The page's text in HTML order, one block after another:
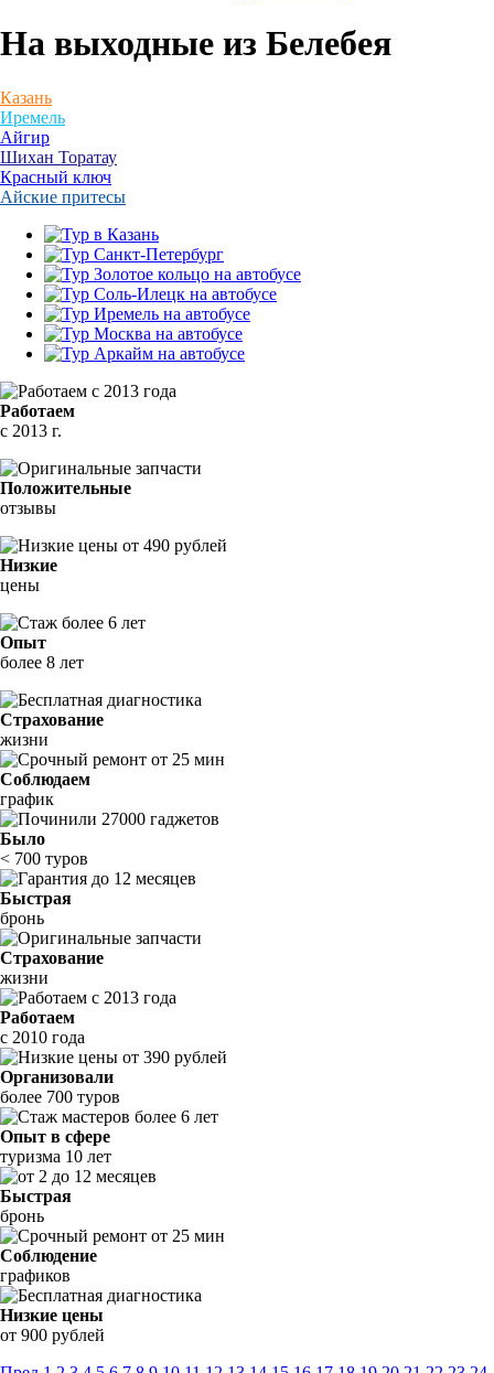
На выходные из Белебея
Казань
Иремель
Айгир
Шихан Торатау
Красный ключ
Айские притесы
Работаем
с 2013 г.
Положительные
отзывы
Низкие
цены
Опыт
более 8 лет
Страхование
жизни
Соблюдаем
график
Было
< 700 туров
Быстрая
бронь
Страхование
жизни
Работаем
с 2010 года
Организовали
более 700 туров
Опыт в сфере
туризма 10 лет
Быстрая
бронь
Соблюдение
графиков
Низкие цены
от 900 рублей